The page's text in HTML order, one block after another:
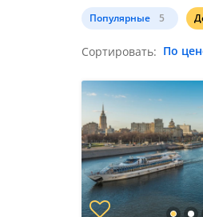
Популярные 5
Сортировать: По